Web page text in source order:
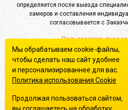
определяется после выезда
замеров и составления
согласовывается с
Пользовательское
Политика
Политика
Согласие на
Согласие на
Этот сайт защищён Yandex
Применяются
Политика
Мы обрабатываем cookie-файлы,
чтобы сделать наш сайт удобнее
и персонализированнее для вас.
Политика использования Сookie
Продолжая пользоваться сайтом,